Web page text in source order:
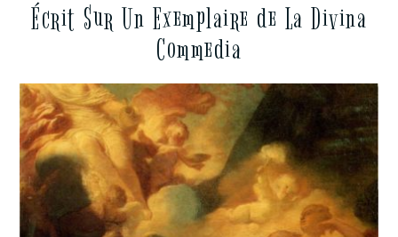
Écrit Sur Un Exemplaire de La Divina
Commedia